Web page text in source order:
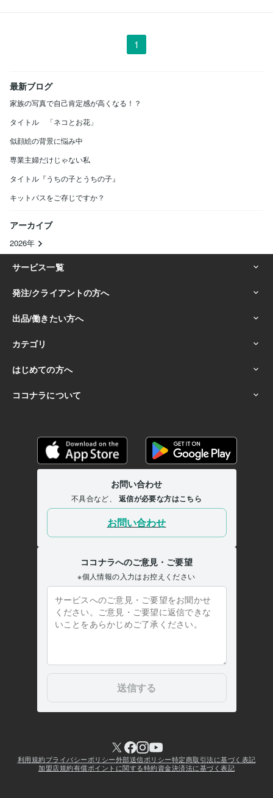
1
最新ブログ
家族の写真で自己肯定感が高くなる！？
タイトル 「ネコとお花」
似顔絵の背景に悩み中
専業主婦だけじゃない私
タイトル『うちの子とうちの子』
キットパスをご存じですか？
アーカイブ
2026年